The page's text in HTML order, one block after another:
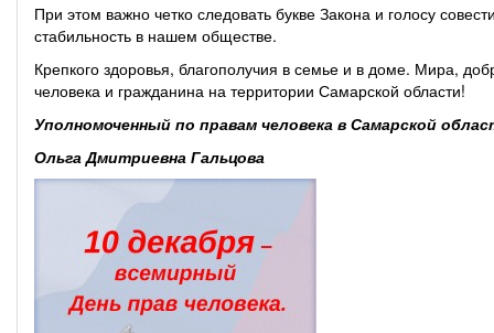
При этом важно четко следовать букве Закона и голосу
стабильность в нашем обществе.
Крепкого здоровья, благополучия в семье и в доме. Мира,
человека и гражданина на территории Самарской области!
Уполномоченный по правам человека в Самарской
Ольга Дмитриевна Гальцова